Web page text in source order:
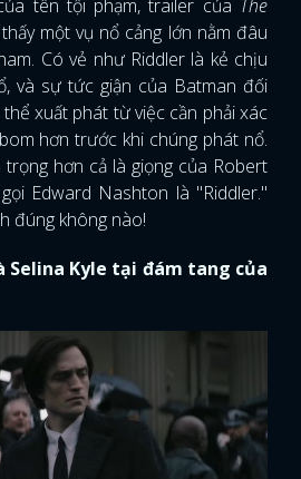
tên tội phạm, trailer của The
một vụ nổ cảng lớn nằm đâu
Có vẻ như Riddler là kẻ chịu
và sự tức giận của Batman đối
xuất phát từ việc cần phải xác
hơn trước khi chúng phát nổ.
hơn cả là giọng của Robert
Edward Nashton là "Riddler."
đúng không nào!
Selina Kyle tại đám tang của